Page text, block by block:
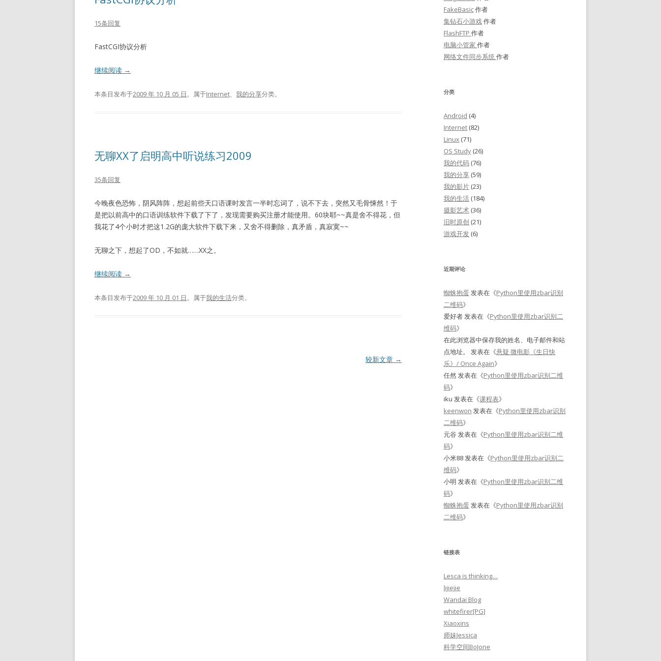
15条回复
FastCGI协议分析
继续阅读 →
本条目发布于2009 年 10 月 05 日。属于Internet、 我的分享分类。
无聊XX了启明高中听说练习2009
35条回复
今晚夜色恐怖，阴风阵阵，想起前些天口语课时发言一半时忘词了，说不下去，突然又毛骨悚然！于
是把以前高中的口语训练软件下载了下了，发现需要购买注册才能使用。60块耶~~真是舍不得花，但
我花了4个小时才把这1.2G的庞大软件下载下来，又舍不得删除，真矛盾，真寂寞~~
无聊之下，想起了OD，不如就……XX之。
继续阅读 →
本条目发布于2009 年 10 月 01 日。属于我的生活分类。
较新文章 →
FakeBasic作者
集钻石小游戏作者
FlashFTP 作者
电脑小管家 作者
网络文件同步系统作者
分类
Android (4)
Internet (82)
Linux (71)
OS Study (26)
我的代码 (76)
我的分享 (59)
我的影片 (23)
我的生活 (184)
摄影艺术 (36)
旧时原创 (21)
游戏开发 (6)
近期评论
蜘蛛抱蛋 发表在《Python里使用zbar识别
二维码》
爱好者发表在《Python里使用zbar识别二
维码》
在此浏览器中保存我的姓名、电子邮件和站
点地址。
发表在《悬疑 微电影《生日快
乐》/ Once Again》
任然 发表在《Python里使用zbar识别二维
码》
iku 发表在《课程表》
keenwon 发表在《Python里使用zbar识别
二维码》
元谷发表在《Python里使用zbar识别二维
码》
小米88发表在《Python里使用zbar识别二
维码》
小明 发表在《Python里使用zbar识别二维
码》
蜘蛛抱蛋 发表在《Python里使用zbar识别
二维码》
链接表
Lesca is thinking…
lijiejie
Wandai Blog
whitefirer[PG]
Xiaoxins
师妹Jessica
科学空间BoJone